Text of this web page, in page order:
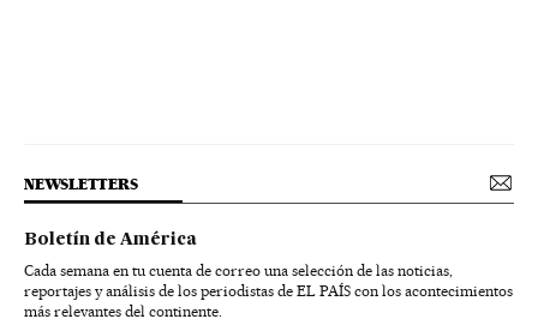
NEWSLETTERS
Boletín de América
Cada semana en tu cuenta de correo una selección de las noticias,
reportajes y análisis de los periodistas de EL PAÍS con los acontecimientos
más relevantes del continente.